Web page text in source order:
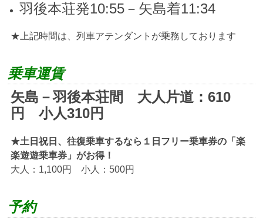
羽後本荘発10:55－矢島着11:34
★上記時間は、列車アテンダントが乗務しております
乗車運賃
矢島－羽後本荘間 大人片道：610
円 小人310円
★土日祝日、往復乗車するなら１日フリー乗車券の「楽
楽遊遊乗車券」がお得！
大人：1,100円 小人：500円
予約